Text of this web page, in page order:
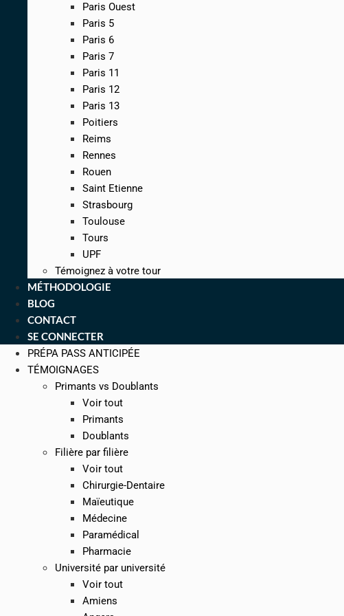
Paris Ouest
Paris 5
Paris 6
Paris 7
Paris 11
Paris 12
Paris 13
Poitiers
Reims
Rennes
Rouen
Saint Etienne
Strasbourg
Toulouse
Tours
UPF
Témoignez à votre tour
MÉTHODOLOGIE
BLOG
CONTACT
SE CONNECTER
PRÉPA PASS ANTICIPÉE
TÉMOIGNAGES
Primants vs Doublants
Voir tout
Primants
Doublants
Filière par filière
Voir tout
Chirurgie-Dentaire
Maïeutique
Médecine
Paramédical
Pharmacie
Université par université
Voir tout
Amiens